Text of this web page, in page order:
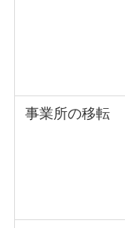
事業所の移転